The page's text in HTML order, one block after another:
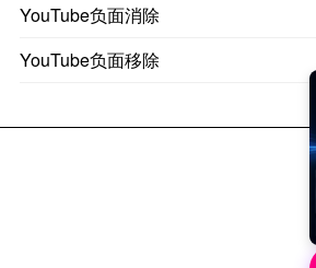
YouTube负面消除
YouTube负面移除